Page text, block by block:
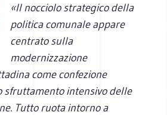
«Il nocciolo strategico della
politica comunale appare
centrato sulla
modernizzazione
come confezione
sfruttamento intensivo delle
Tutto ruota intorno a